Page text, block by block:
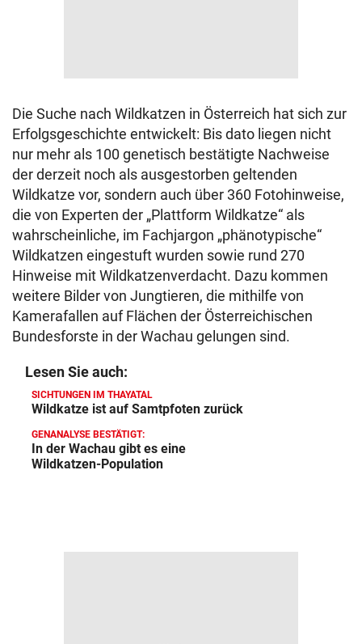
Die Suche nach Wildkatzen in Österreich hat sich zur
Erfolgsgeschichte entwickelt: Bis dato liegen nicht
nur mehr als 100 genetisch bestätigte Nachweise
der derzeit noch als ausgestorben geltenden
Wildkatze vor, sondern auch über 360 Fotohinweise,
die von Experten der „Plattform Wildkatze“ als
wahrscheinliche, im Fachjargon „phänotypische“
Wildkatzen eingestuft wurden sowie rund 270
Hinweise mit Wildkatzenverdacht. Dazu kommen
weitere Bilder von Jungtieren, die mithilfe von
Kamerafallen auf Flächen der Österreichischen
Bundesforste in der Wachau gelungen sind.
Lesen Sie auch:
SICHTUNGEN IM THAYATAL
Wildkatze ist auf Samtpfoten zurück
GENANALYSE BESTÄTIGT:
In der Wachau gibt es eine
Wildkatzen-Population